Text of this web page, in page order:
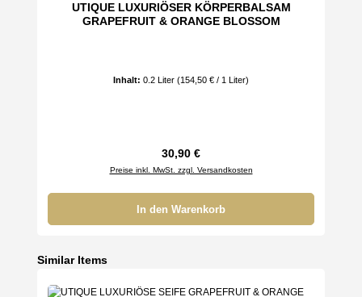
UTIQUE LUXURIÖSER KÖRPERBALSAM
GRAPEFRUIT & ORANGE BLOSSOM
Inhalt: 0.2 Liter (154,50 € / 1 Liter)
Regulärer Preis:
30,90 €
Preise inkl. MwSt. zzgl. Versandkosten
In den Warenkorb
Produktgalerie überspringen
Similar Items